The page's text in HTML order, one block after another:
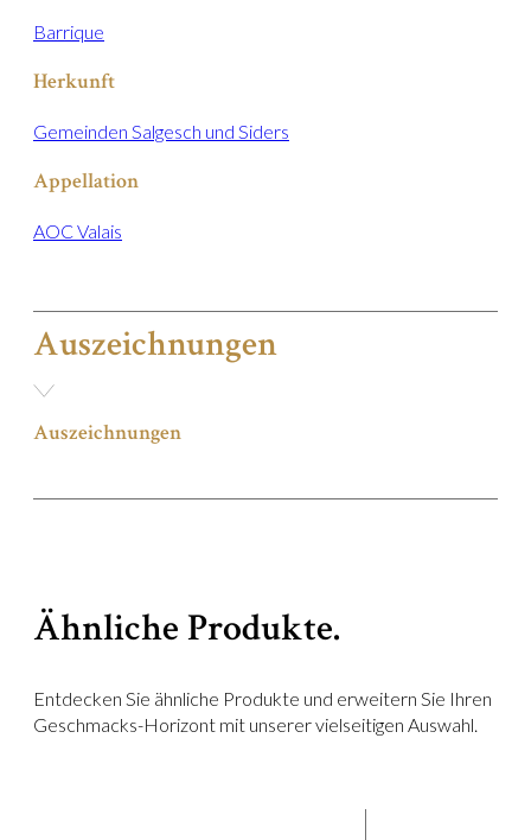
Barrique
Herkunft
Gemeinden Salgesch und Siders
Appellation
AOC Valais
Auszeichnungen
Auszeichnungen
Ähnliche Produkte.
Entdecken Sie ähnliche Produkte und erweitern Sie Ihren
Geschmacks-Horizont mit unserer vielseitigen Auswahl.